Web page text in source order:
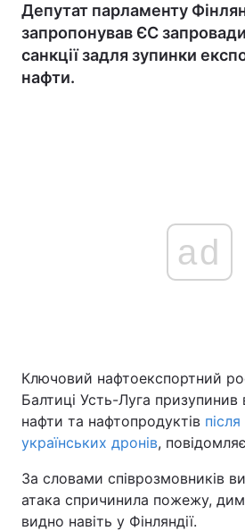
Економіка Світ
Спорт
Лайт
Зброя
Депутат парламенту
запропонував ЄС
санкції задля зупинки
нафти.
ad
Ключовий нафтоекспортний
Балтиці Усть-Луга призупинив
нафти та нафтопродуктів
українських дронів, повідомляє
За словами співрозмовників
атака спричинила пожежу, дим
видно навіть у Фінляндії.